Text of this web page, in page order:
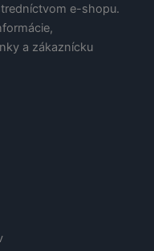
e-shopu.
a zákaznícku